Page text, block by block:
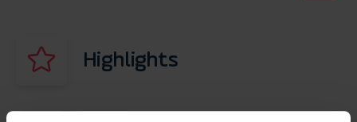
Highlights